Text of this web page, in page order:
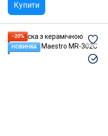
Купити
−20%
НОВИНКА